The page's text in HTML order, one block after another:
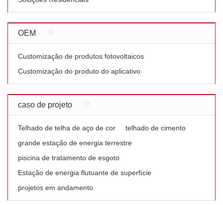
OEM
Customização de produtos fotovoltaicos
Customização do produto do aplicativo
caso de projeto
Telhado de telha de aço de cor
telhado de cimento
grande estação de energia terrestre
piscina de tratamento de esgoto
Estação de energia flutuante de superfície
projetos em andamento